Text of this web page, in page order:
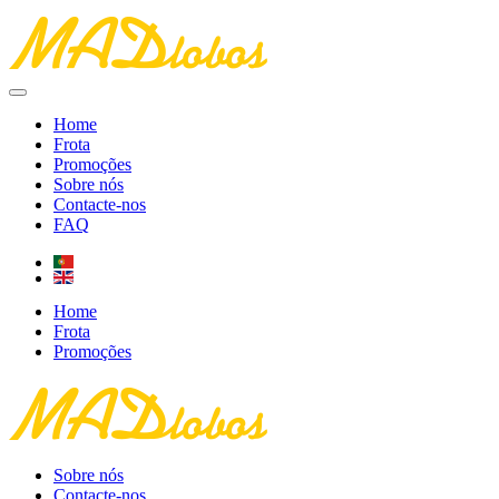
Home
Frota
Promoções
Sobre nós
Contacte-nos
FAQ
Home
Frota
Promoções
Sobre nós
Contacte-nos